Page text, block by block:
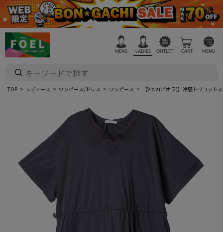
MENS LADIES OUTLET CART MENU
TOP レディース ワンピース/ドレス ワンピース 【Viola(ビオラ)】冷感トリコット